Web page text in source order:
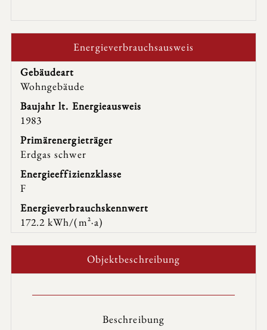
Energie­verbrauchs­ausweis
Gebäudeart
Wohngebäude
Baujahr lt. Energieausweis
1983
Primärenergieträger
Erdgas schwer
Energie­effizienz­klasse
F
Energie­verbrauchs­kennwert
172.2 kWh/(m²·a)
Objekt­beschreibung
Beschreibung